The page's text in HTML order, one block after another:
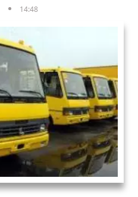
14:48